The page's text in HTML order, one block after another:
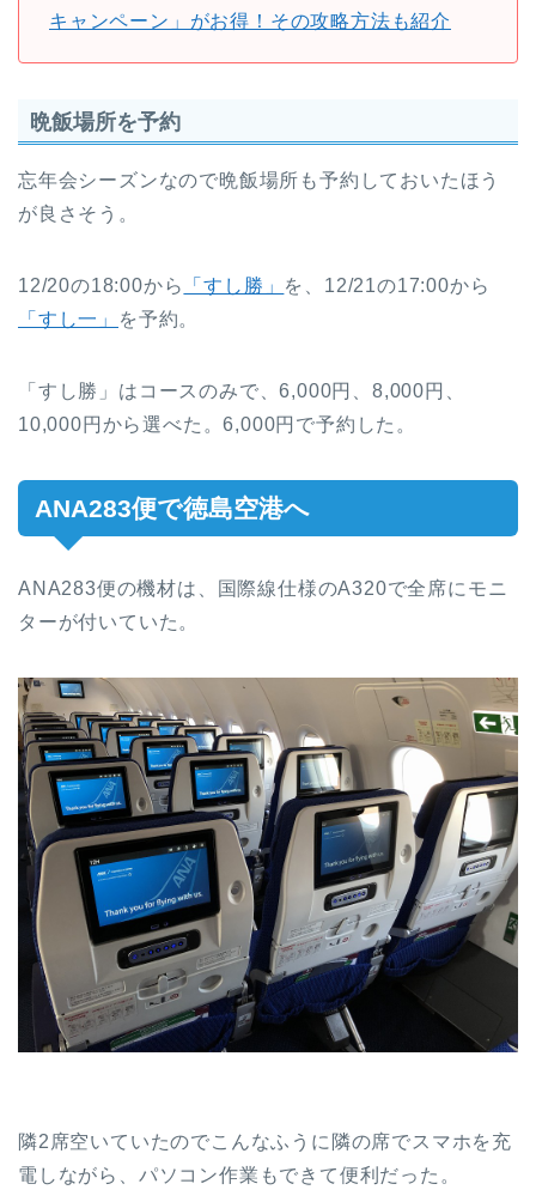
キャンペーン」がお得！その攻略方法も紹介
晩飯場所を予約
忘年会シーズンなので晩飯場所も予約しておいたほう
が良さそう。
12/20の18:00から 「すし勝」 を、12/21の17:00から
「すし一」
を予約。
「すし勝」はコースのみで、6,000円、8,000円、
10,000円から選べた。6,000円で予約した。
ANA283便で徳島空港へ
ANA283便の機材は、国際線仕様のA320で全席にモニ
ターが付いていた。
隣2席空いていたのでこんなふうに隣の席でスマホを充
電しながら、パソコン作業もできて便利だった。